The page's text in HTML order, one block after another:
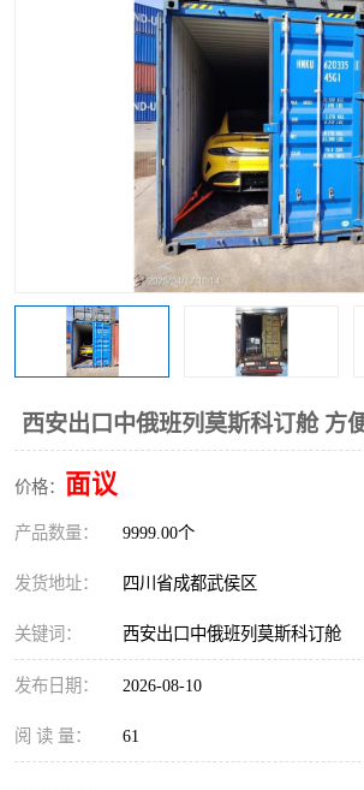
西安出口中俄班列莫斯科订舱 方
价格： 面议
产品数量： 9999.00个
发货地址： 四川省成都武侯区
关键词： 西安出口中俄班列莫斯科订舱
发布日期： 2026-08-10
阅 读 量： 61
中俄铁路班列 中欧班
蓉欧班列进口机械设备 马来西
铁路出
中俄班列莫斯科